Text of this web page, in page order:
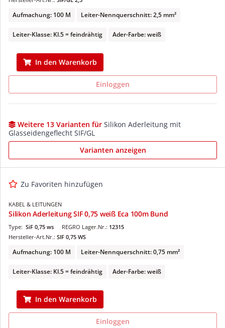
Aufmachung: 100 M Leiter-Nennquerschnitt: 2,5 mm²
Leiter-Klasse: Kl.5 = feindrähtig Ader-Farbe: weiß
In den Warenkorb
Einloggen
Weitere 13 Varianten für Silikon Aderleitung mit
Glasseidengeflecht SIF/GL
Varianten anzeigen
Zu Favoriten hinzufügen
KABEL & LEITUNGEN
Silikon Aderleitung SIF 0,75 weiß Eca 100m Bund
REGRO Lager.Nr.: 12315
Type: SiF 0,75 ws
Hersteller-Art.Nr.: SIF 0,75 WS
Aufmachung: 100 M Leiter-Nennquerschnitt: 0,75 mm²
Leiter-Klasse: Kl.5 = feindrähtig Ader-Farbe: weiß
In den Warenkorb
Einloggen